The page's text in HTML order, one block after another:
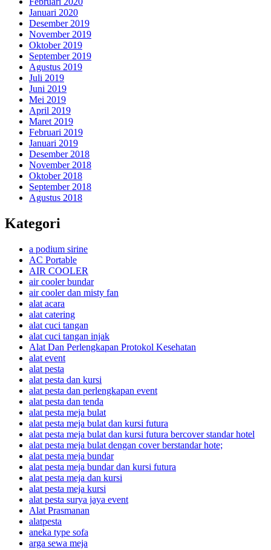
Januari 2020
Desember 2019
November 2019
Oktober 2019
September 2019
Agustus 2019
Juli 2019
Juni 2019
Mei 2019
April 2019
Maret 2019
Februari 2019
Januari 2019
Desember 2018
November 2018
Oktober 2018
September 2018
Agustus 2018
Kategori
a podium sirine
AC Portable
AIR COOLER
air cooler bundar
air cooler dan misty fan
alat acara
alat catering
alat cuci tangan
alat cuci tangan injak
Alat Dan Perlengkapan Protokol Kesehatan
alat event
alat pesta
alat pesta dan kursi
alat pesta dan perlengkapan event
alat pesta dan tenda
alat pesta meja bulat
alat pesta meja bulat dan kursi futura
alat pesta meja bulat dan kursi futura bercover standar hotel
alat pesta meja bulat dengan cover berstandar hote;
alat pesta meja bundar
alat pesta meja bundar dan kursi futura
alat pesta meja dan kursi
alat pesta meja kursi
alat pesta surya jaya event
Alat Prasmanan
alatpesta
aneka type sofa
arga sewa meja